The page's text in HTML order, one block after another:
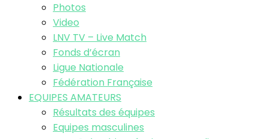
Photos
Video
LNV TV – Live Match
Fonds d’écran
Ligue Nationale
Fédération Française
EQUIPES AMATEURS
Résultats des équipes
Equipes masculines